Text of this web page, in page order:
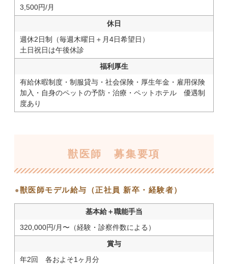
3,500円/月
休日
週休2日制（毎週木曜日＋月4日希望日）
土日祝日は午後休診
福利厚生
有給休暇制度・制服貸与・社会保険・厚生年金・雇用保険
加入・自身のペットの予防・治療・ペットホテル 優遇制
度あり
獣医師 募集要項
獣医師モデル給与（正社員 新卒・経験者）
基本給＋職能手当
320,000円/月〜（経験・診察件数による）
賞与
年2回 各およそ1ヶ月分